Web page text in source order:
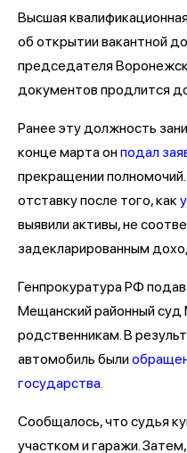
Высшая
об открытии вакантной
председателя
документов продлится
Ранее эту должность
конце марта онподал
прекращении
отставку после того, как
выявили активы, не
задекларированным
Генпрокуратура РФ
Мещанский районный суд
родственникам. В
автомобиль были
государства.
Сообщалось, что судья
участком и гаражи.